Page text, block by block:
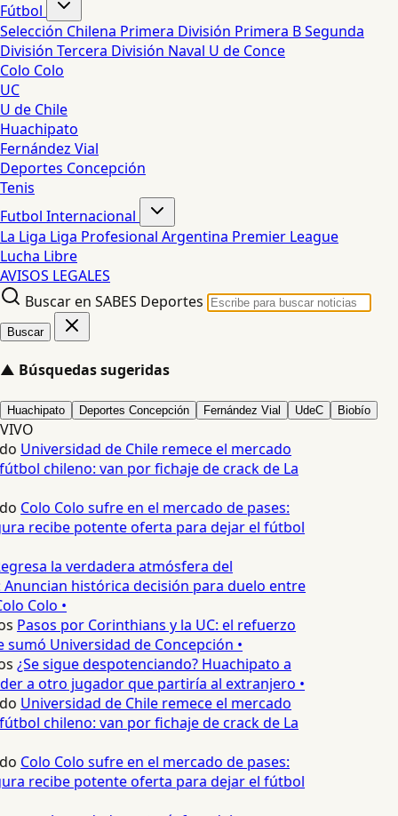
Fútbol
Selección Chilena Primera División Primera BSegunda
División Tercera División Naval U de Conce
Colo Colo
UC
U de Chile
Huachipato
Fernández Vial
Deportes Concepción
Tenis
Futbol Internacional
La Liga Liga Profesional Argentina Premier League
Lucha Libre
AVISOS LEGALES
Buscar en SABES Deportes
Buscar
▲ Búsquedas sugeridas
Huachipato Deportes Concepción Fernández Vial UdeC Biobío
VIVO
Universidad de Chile remece el mercado
chileno: van por fichaje de crack de La
Colo Colo sufre en el mercado de pases:
recibe potente oferta para dejar el fútbol
la verdadera atmósfera del
histórica decisión para duelo entre
Colo •
Pasos por Corinthians y la UC: el refuerzo
Universidad de Concepción •
¿Se sigue despotenciando? Huachipato a
a otro jugador que partiría al extranjero •
Universidad de Chile remece el mercado
chileno: van por fichaje de crack de La
Colo Colo sufre en el mercado de pases:
recibe potente oferta para dejar el fútbol